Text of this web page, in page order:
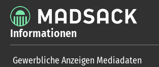
Informationen
Gewerbliche Anzeigen Mediadaten